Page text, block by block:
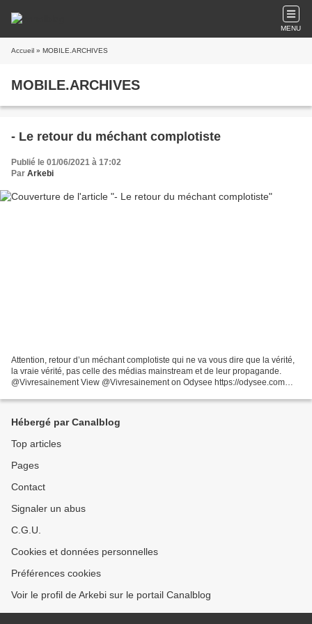
MENU
Accueil » MOBILE.ARCHIVES
MOBILE.ARCHIVES
- Le retour du méchant complotiste
Publié le 01/06/2021 à 17:02
Par Arkebi
Attention, retour d’un méchant complotiste qui ne va vous dire que la vérité,
la vraie vérité, pas celle des médias mainstream et de leur propagande.
@Vivresainement View @Vivresainement on Odysee https://odysee.com
Hébergé par Canalblog
Top articles
Pages
Contact
Signaler un abus
C.G.U.
Cookies et données personnelles
Préférences cookies
Voir le profil de Arkebi sur le portail Canalblog